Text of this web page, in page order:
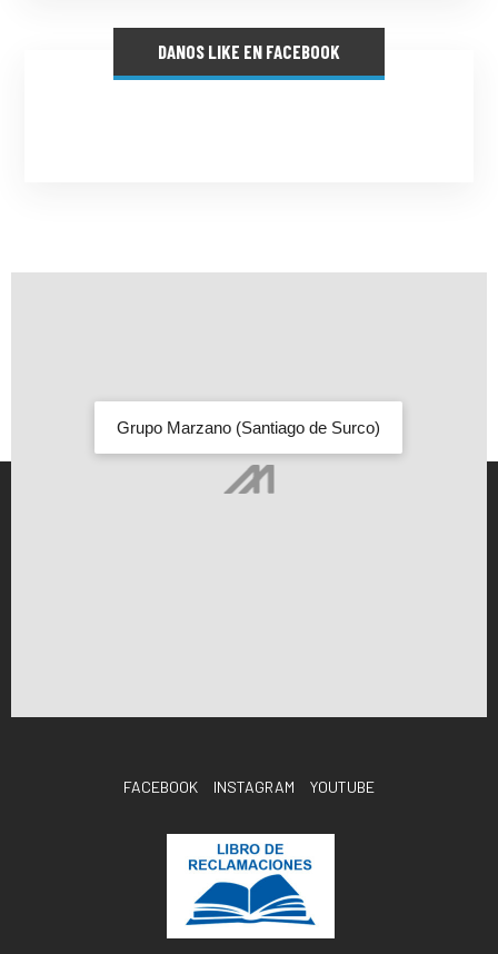
DANOS LIKE EN FACEBOOK
Grupo Marzano (Santiago de Surco)
FACEBOOK INSTAGRAM YOUTUBE